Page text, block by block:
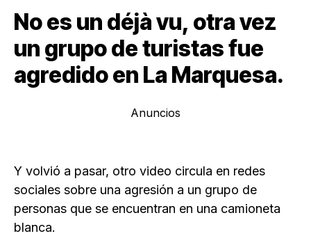
No es un déjà vu, otra vez
un grupo de turistas fue
agredido en La Marquesa.
Anuncios
Y volvió a pasar, otro video circula en redes
sociales sobre una agresión a un grupo de
personas que se encuentran en una camioneta
blanca.